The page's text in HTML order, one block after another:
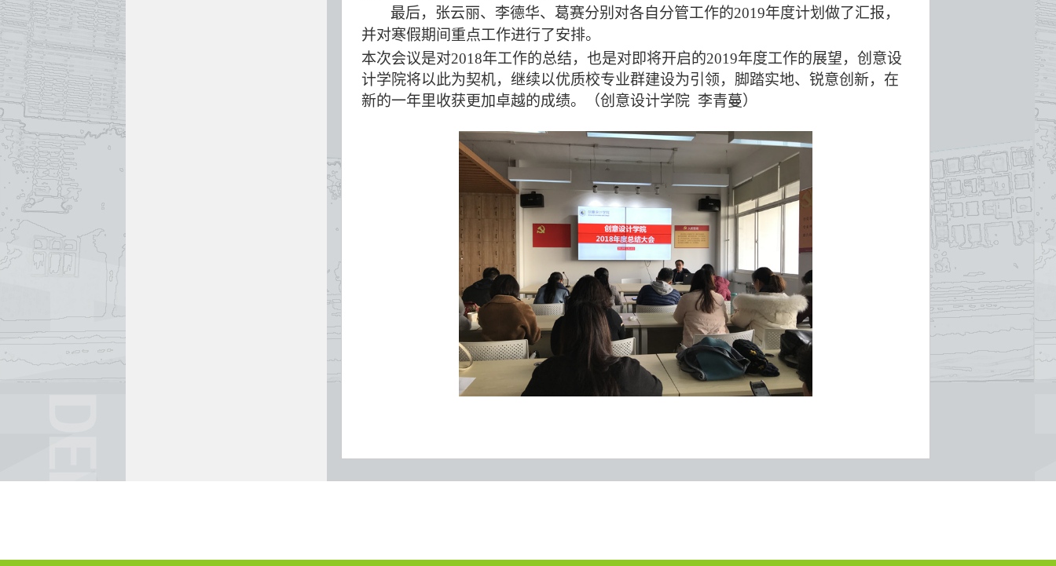
最后，张云丽、李德华、葛赛分别对各自分管工作的2019年度计划做了汇报，
并对寒假期间重点工作进行了安排。
本次会议是对2018年工作的总结，也是对即将开启的2019年度工作的展望，创意设
计学院将以此为契机，继续以优质校专业群建设为引领，脚踏实地、锐意创新，在
新的一年里收获更加卓越的成绩。（创意设计学院 李青蔓）